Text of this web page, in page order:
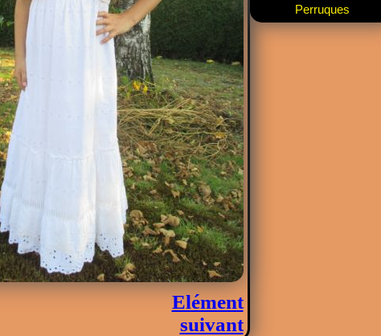
Elément
suivant
Perruques